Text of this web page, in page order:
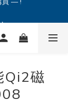
買 — !
Qi2磁